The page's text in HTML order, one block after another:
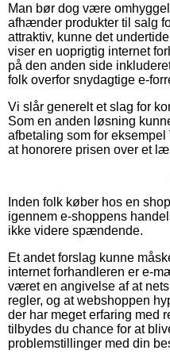
Man bør dog være
afhænder produkter til salg
attraktiv, kunne det
viser en uoprigtig internet
på den anden side
folk overfor snydagtige e-
Vi slår generelt et slag for
Som en anden løsning
afbetaling som for
at honorere prisen over et
Inden folk køber hos en
igennem e-shoppens
ikke videre spændende.
Et andet forslag kunne
internet forhandleren er e-
været en angivelse af at
regler, og at webshoppen
der har meget erfaring med
tilbydes du chance for at
problemstillinger med din